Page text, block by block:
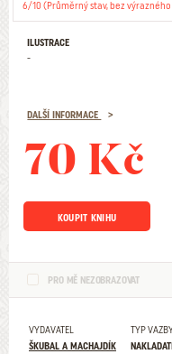
6/10 (Průměrný stav, bez
ILUSTRACE
-
DALŠÍ INFORMACE
70 Kč
KOUPIT KNIHU
PRO MĚ NEZOBRAZOVAT
VYDAVATEL
ŠKUBAL A MACHAJDÍK
TYP